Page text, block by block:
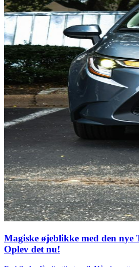
Magiske øjeblikke med den nye
Oplev det nu!